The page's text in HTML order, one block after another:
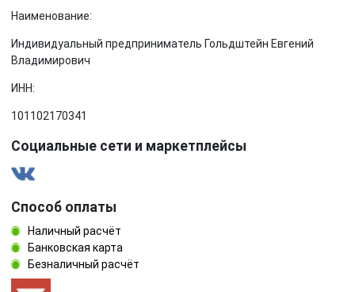
Наименование:
Индивидуальный предприниматель Гольдштейн Евгений
Владимирович
ИНН:
101102170341
Социальные сети и маркетплейсы
Способ оплаты
Наличный расчёт
Банковская карта
Безналичный расчёт